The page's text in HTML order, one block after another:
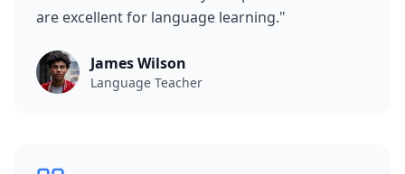
are excellent for language learning."
James Wilson
Language Teacher